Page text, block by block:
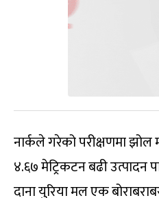
नार्कले गरेको परीक्षणमा झोल
४.६७ मेट्रिकटन बढी उत्पादन
दाना युरिया मल एक